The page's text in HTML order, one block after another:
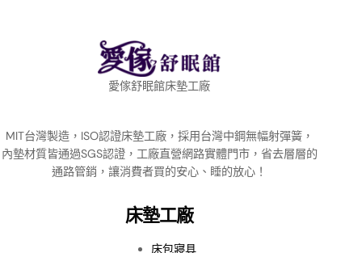
愛傢舒眠館床墊工廠
MIT台灣製造，ISO認證床墊工廠，採用台灣中鋼無幅射彈簧，
內墊材質皆通過SGS認證，工廠直營網路實體門市，省去層層的
通路管銷，讓消費者買的安心、睡的放心！
床墊工廠
床包寢具